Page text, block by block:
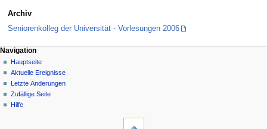
Archiv
Seniorenkolleg der Universität - Vorlesungen 2006
Navigation
Hauptseite
Aktuelle Ereignisse
Letzte Änderungen
Zufällige Seite
Hilfe